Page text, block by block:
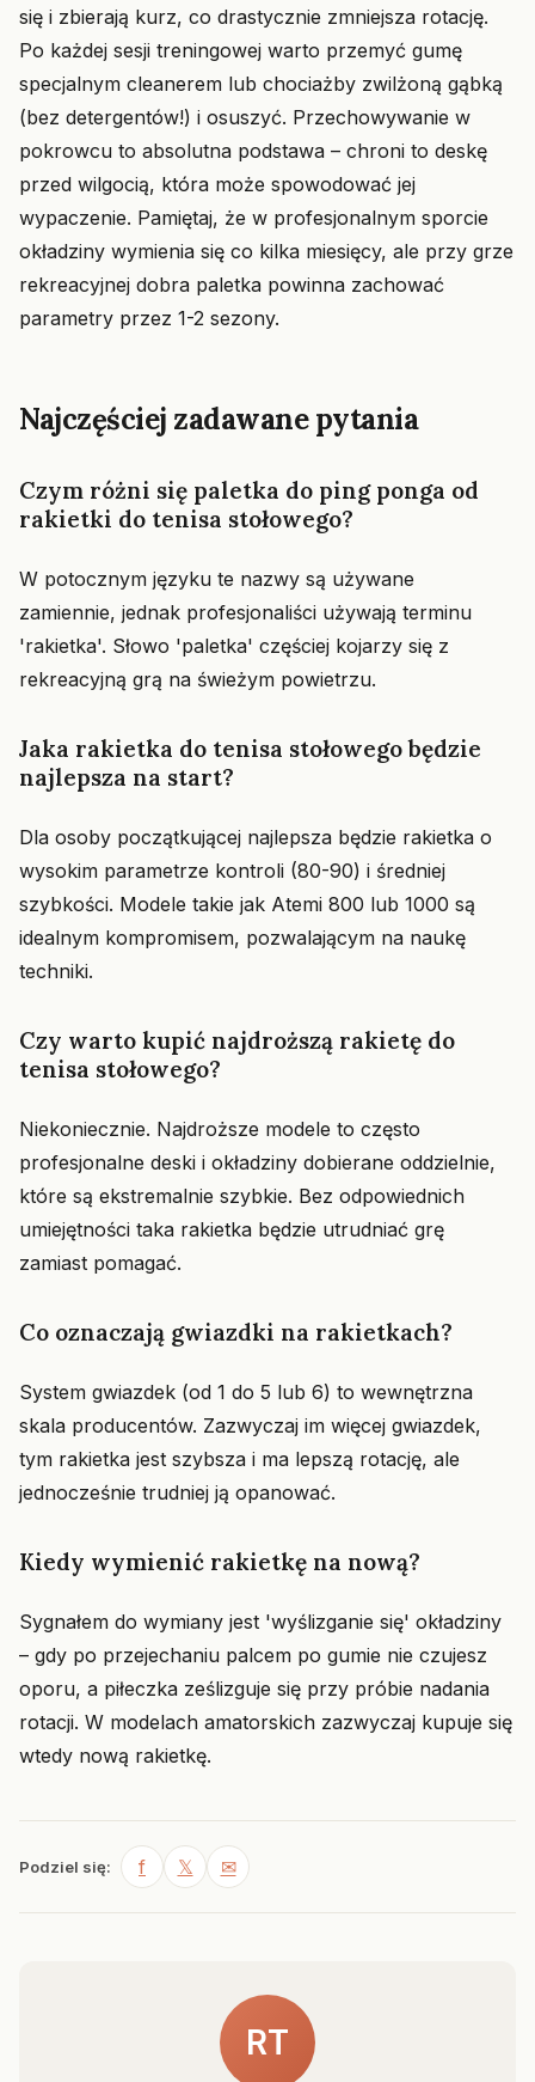
się i zbierają kurz, co drastycznie zmniejsza rotację.
Po każdej sesji treningowej warto przemyć gumę
specjalnym cleanerem lub chociażby zwilżoną gąbką
(bez detergentów!) i osuszyć. Przechowywanie w
pokrowcu to absolutna podstawa – chroni to deskę
przed wilgocią, która może spowodować jej
wypaczenie. Pamiętaj, że w profesjonalnym sporcie
okładziny wymienia się co kilka miesięcy, ale przy grze
rekreacyjnej dobra paletka powinna zachować
parametry przez 1-2 sezony.
Najczęściej zadawane pytania
Czym różni się paletka do ping ponga od
rakietki do tenisa stołowego?
W potocznym języku te nazwy są używane
zamiennie, jednak profesjonaliści używają terminu
'rakietka'. Słowo 'paletka' częściej kojarzy się z
rekreacyjną grą na świeżym powietrzu.
Jaka rakietka do tenisa stołowego będzie
najlepsza na start?
Dla osoby początkującej najlepsza będzie rakietka o
wysokim parametrze kontroli (80-90) i średniej
szybkości. Modele takie jak Atemi 800 lub 1000 są
idealnym kompromisem, pozwalającym na naukę
techniki.
Czy warto kupić najdroższą rakietę do
tenisa stołowego?
Niekoniecznie. Najdroższe modele to często
profesjonalne deski i okładziny dobierane oddzielnie,
które są ekstremalnie szybkie. Bez odpowiednich
umiejętności taka rakietka będzie utrudniać grę
zamiast pomagać.
Co oznaczają gwiazdki na rakietkach?
System gwiazdek (od 1 do 5 lub 6) to wewnętrzna
skala producentów. Zazwyczaj im więcej gwiazdek,
tym rakietka jest szybsza i ma lepszą rotację, ale
jednocześnie trudniej ją opanować.
Kiedy wymienić rakietkę na nową?
Sygnałem do wymiany jest 'wyślizganie się' okładziny
– gdy po przejechaniu palcem po gumie nie czujesz
oporu, a piłeczka ześlizguje się przy próbie nadania
rotacji. W modelach amatorskich zazwyczaj kupuje się
wtedy nową rakietkę.
Podziel się: f 𝕏 ✉
RT